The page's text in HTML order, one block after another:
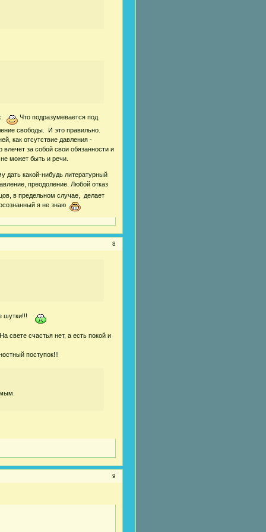
Что подразумевается под
свободы. И это правильно.
как отсутствие давления -
влечет за собой свои обязанности и
может быть и речи.
какой-нибудь литературный
преодоление. Любой отказ
в предельном случае, делает
я не знаю
8
шутки!!!
свете счастья нет, а есть покой и
поступок!!!
9